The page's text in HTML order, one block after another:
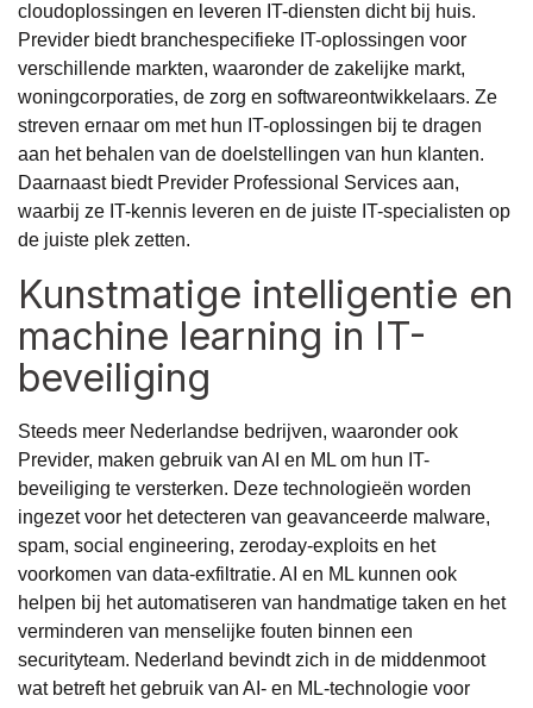
cloudoplossingen en leveren IT-diensten dicht bij huis.
Previder biedt branchespecifieke IT-oplossingen voor
verschillende markten, waaronder de zakelijke markt,
woningcorporaties, de zorg en softwareontwikkelaars. Ze
streven ernaar om met hun IT-oplossingen bij te dragen
aan het behalen van de doelstellingen van hun klanten.
Daarnaast biedt Previder Professional Services aan,
waarbij ze IT-kennis leveren en de juiste IT-specialisten op
de juiste plek zetten.
Kunstmatige intelligentie en
machine learning in IT-
beveiliging
Steeds meer Nederlandse bedrijven, waaronder ook
Previder, maken gebruik van AI en ML om hun IT-
beveiliging te versterken. Deze technologieën worden
ingezet voor het detecteren van geavanceerde malware,
spam, social engineering, zeroday-exploits en het
voorkomen van data-exfiltratie. AI en ML kunnen ook
helpen bij het automatiseren van handmatige taken en het
verminderen van menselijke fouten binnen een
securityteam. Nederland bevindt zich in de middenmoot
wat betreft het gebruik van AI- en ML-technologie voor